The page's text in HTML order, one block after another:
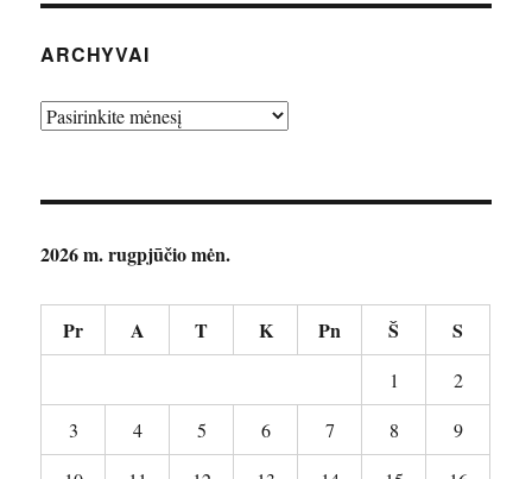
ARCHYVAI
Archyvai
2026 m. rugpjūčio mėn.
Pr A T K Pn Š S
1
2
3
4 5 6 7 8
9